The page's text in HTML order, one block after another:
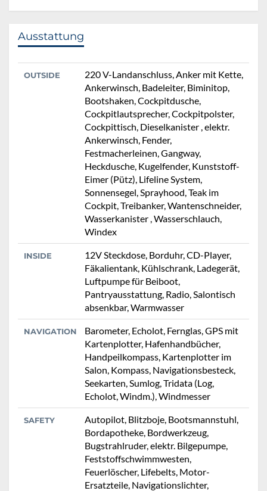
Ausstattung
OUTSIDE
220 V-Landanschluss, Anker mit Kette,
Ankerwinsch, Badeleiter, Biminitop,
Bootshaken, Cockpitdusche,
Cockpitlautsprecher, Cockpitpolster,
Cockpittisch, Dieselkanister , elektr.
Ankerwinsch, Fender,
Festmacherleinen, Gangway,
Heckdusche, Kugelfender, Kunststoff-
Eimer (Pütz), Lifeline System,
Sonnensegel, Sprayhood, Teak im
Cockpit, Treibanker, Wantenschneider,
Wasserkanister , Wasserschlauch,
Windex
INSIDE
12V Steckdose, Borduhr, CD-Player,
Fäkalientank, Kühlschrank, Ladegerät,
Luftpumpe für Beiboot,
Pantryausstattung, Radio, Salontisch
absenkbar, Warmwasser
NAVIGATION
Barometer, Echolot, Fernglas, GPS mit
Kartenplotter, Hafenhandbücher,
Handpeilkompass, Kartenplotter im
Salon, Kompass, Navigationsbesteck,
Seekarten, Sumlog, Tridata (Log,
Echolot, Windm.), Windmesser
SAFETY
Autopilot, Blitzboje, Bootsmannstuhl,
Bordapotheke, Bordwerkzeug,
Bugstrahlruder, elektr. Bilgepumpe,
Feststoffschwimmwesten,
Feuerlöscher, Lifebelts, Motor-
Ersatzteile, Navigationslichter,